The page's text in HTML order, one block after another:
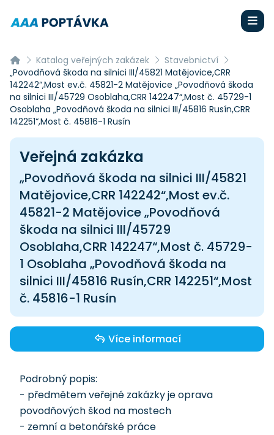
Katalog veřejných zakázek
Stavebnictví
„Povodňová škoda na silnici III/45821 Matějovice,CRR
142242“,Most ev.č. 45821-2 Matějovice „Povodňová škoda
na silnici III/45729 Osoblaha,CRR 142247“,Most č. 45729-1
Osoblaha „Povodňová škoda na silnici III/45816 Rusín,CRR
142251“,Most č. 45816-1 Rusín
Veřejná zakázka
„Povodňová škoda na silnici III/45821
Matějovice,CRR 142242“,Most ev.č.
45821-2 Matějovice „Povodňová
škoda na silnici III/45729
Osoblaha,CRR 142247“,Most č. 45729-
1 Osoblaha „Povodňová škoda na
silnici III/45816 Rusín,CRR 142251“,Most
č. 45816-1 Rusín
Více informací
Podrobný popis:
- předmětem veřejné zakázky je oprava
povodňových škod na mostech
- zemní a betonářské práce